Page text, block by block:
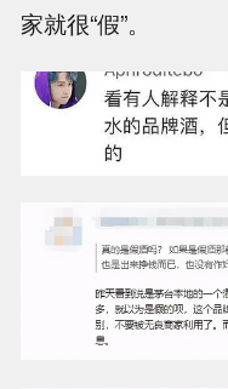
家就很“假”。